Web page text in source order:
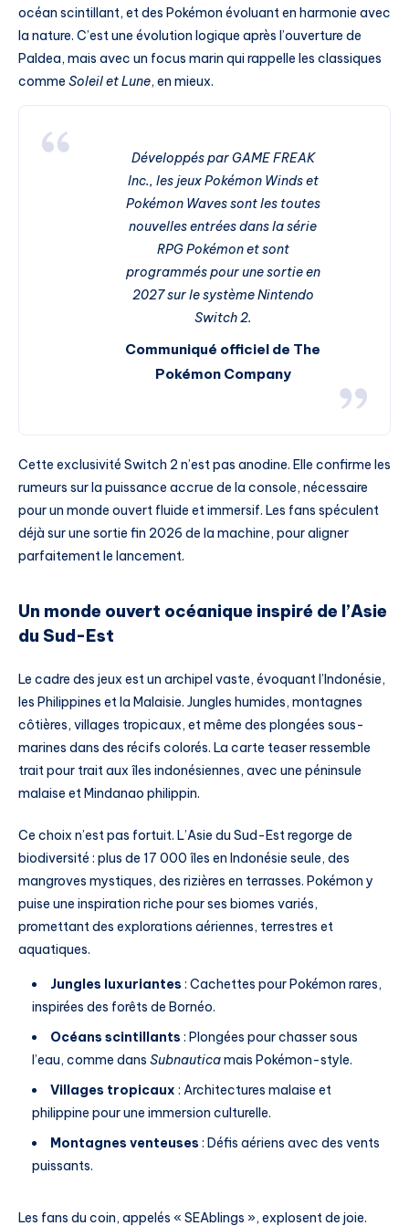
océan scintillant, et des Pokémon évoluant en harmonie avec
la nature. C’est une évolution logique après l’ouverture de
Paldea, mais avec un focus marin qui rappelle les classiques
comme Soleil et Lune, en mieux.
Développés par GAME FREAK
Inc., les jeux Pokémon Winds et
Pokémon Waves sont les toutes
nouvelles entrées dans la série
RPG Pokémon et sont
programmés pour une sortie en
2027 sur le système Nintendo
Switch 2.
Communiqué officiel de The
Pokémon Company
Cette exclusivité Switch 2 n’est pas anodine. Elle confirme les
rumeurs sur la puissance accrue de la console, nécessaire
pour un monde ouvert fluide et immersif. Les fans spéculent
déjà sur une sortie fin 2026 de la machine, pour aligner
parfaitement le lancement.
Un monde ouvert océanique inspiré de l’Asie
du Sud-Est
Le cadre des jeux est un archipel vaste, évoquant l’Indonésie,
les Philippines et la Malaisie. Jungles humides, montagnes
côtières, villages tropicaux, et même des plongées sous-
marines dans des récifs colorés. La carte teaser ressemble
trait pour trait aux îles indonésiennes, avec une péninsule
malaise et Mindanao philippin.
Ce choix n’est pas fortuit. L’Asie du Sud-Est regorge de
biodiversité : plus de 17 000 îles en Indonésie seule, des
mangroves mystiques, des rizières en terrasses. Pokémon y
puise une inspiration riche pour ses biomes variés,
promettant des explorations aériennes, terrestres et
aquatiques.
Jungles luxuriantes : Cachettes pour Pokémon rares,
inspirées des forêts de Bornéo.
Océans scintillants : Plongées pour chasser sous
l’eau, comme dans Subnauticamais Pokémon-style.
Villages tropicaux : Architectures malaise et
philippine pour une immersion culturelle.
Montagnes venteuses : Défis aériens avec des vents
puissants.
Les fans du coin, appelés « SEAblings », explosent de joie.